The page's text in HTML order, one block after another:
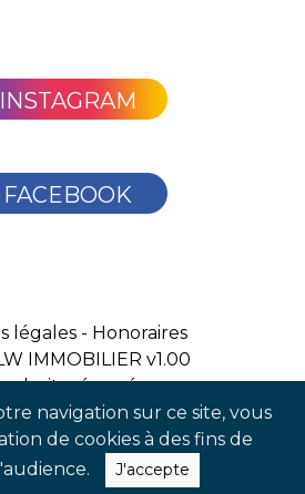
navigation sur ce site, vous
de cookies à des fins de
J'accepte
INSTAGRAM
FACEBOOK
légales- Honoraires
IMMOBILIER v1.00
droits réservés